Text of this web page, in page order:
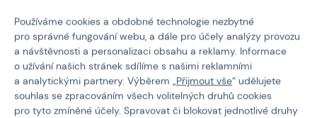
1) Zaslat na adresu:
AGS Trade, s.r.o.
Krejnická 2021/1
148 00 Praha 4
objednavky@paintballshop.cz
+420 774 258 858
Používáme cookies a obdobné technologie nezbytné
pro správné fungování webu, a dále pro účely analýzy provozu
a návštěvnosti a personalizaci obsahu a reklamy. Informace
o užívání našich stránek sdílíme s našimi reklamními
a analytickými partnery. Výběrem „Přijmout vše“ udělujete
souhlas se zpracováním všech volitelných druhů cookies
pro tyto zmíněné účely. Spravovat či blokovat jednotlivé druhy